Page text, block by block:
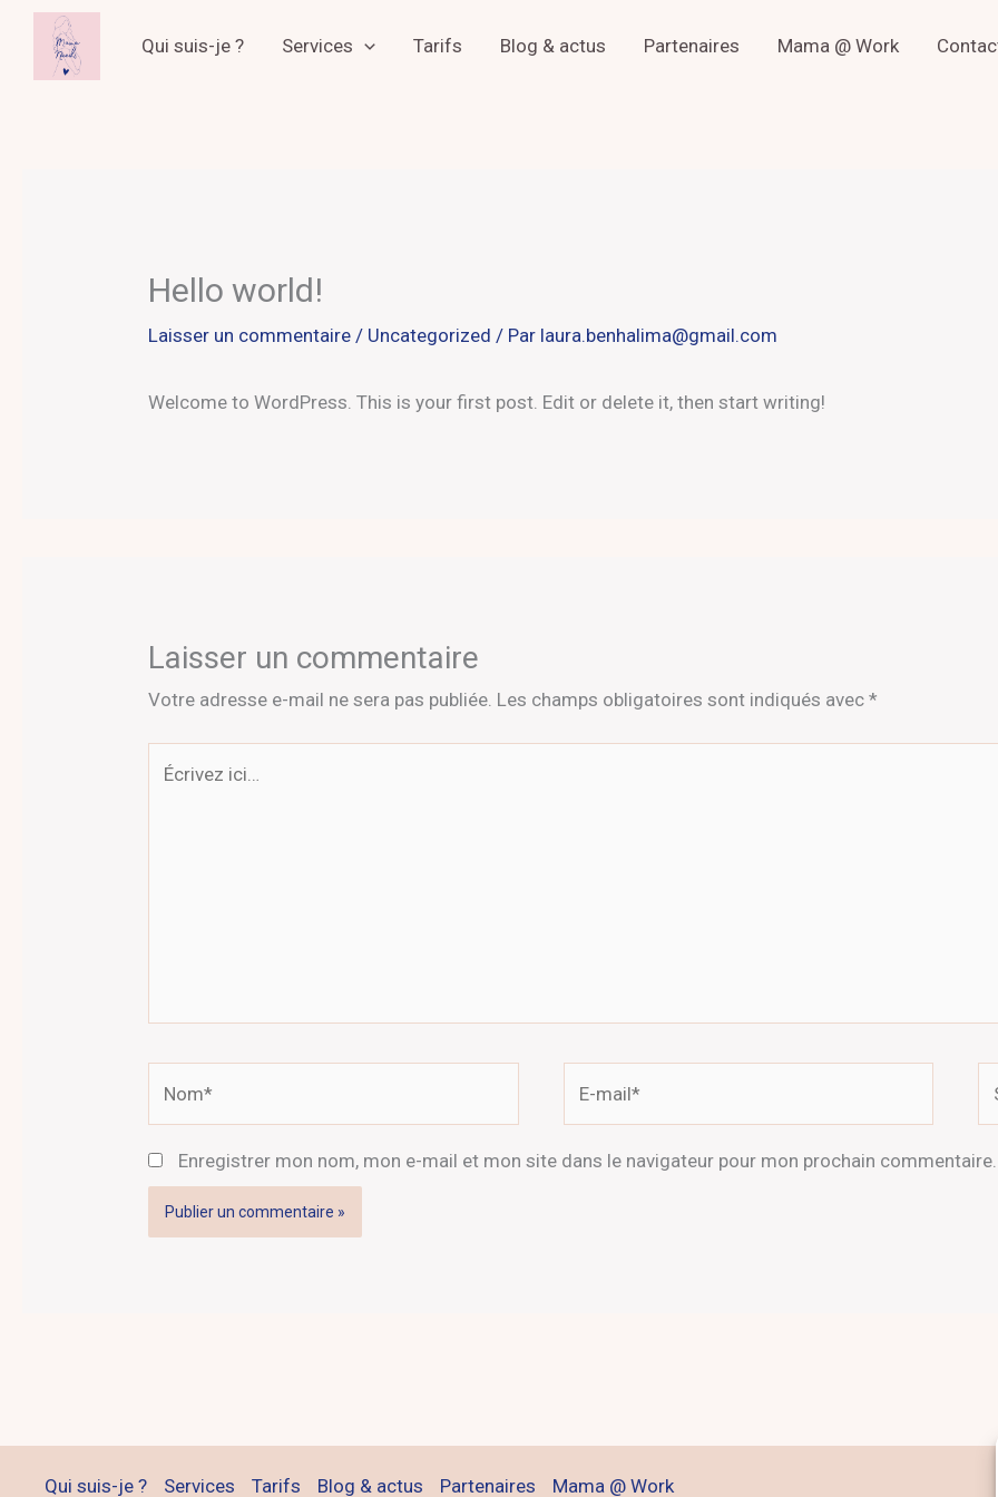
Aller
contenu
Qui suis-je ? Services Tarifs Blog & actus Partenaires Mama @ Work
Hello world!
Laisser un commentaire / Uncategorized / Par laura.benhalima@gmail.com
Welcome to WordPress. This is your first post. Edit or delete it, then start writing!
Laisser un commentaire
Votre adresse e-mail ne sera pas publiée. Les champs obligatoires sont indiqués avec*
Enregistrer mon nom, mon e-mail et mon site dans le navigateur pour mon prochain commentaire.
Qui suis-je ? Services Tarifs Blog & actus Partenaires Mama @ Work